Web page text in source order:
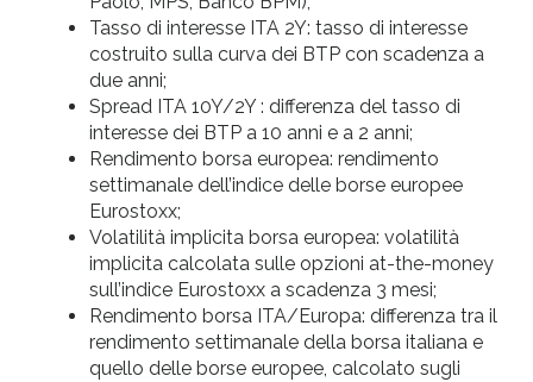
Tasso di interesse ITA 2Y: tasso di interesse
costruito sulla curva dei BTP con scadenza a
due anni;
Spread ITA 10Y/2Y : differenza del tasso di
interesse dei BTP a 10 anni e a 2 anni;
Rendimento borsa europea: rendimento
settimanale dell’indice delle borse europee
Eurostoxx;
Volatilità implicita borsa europea: volatilità
implicita calcolata sulle opzioni at-the-money
sull’indice Eurostoxx a scadenza 3 mesi;
Rendimento borsa ITA/Europa: differenza tra il
rendimento settimanale della borsa italiana e
quello delle borse europee, calcolato sugli